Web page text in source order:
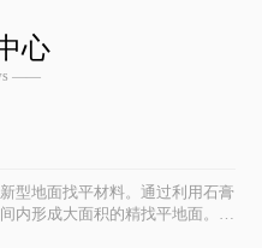
心
——
型地面找平材料。通过利用石膏
内形成大面积的精找平地面。具